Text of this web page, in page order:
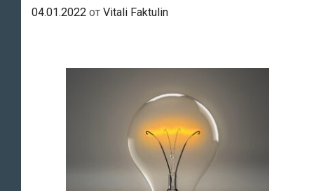
04.01.2022 от Vitali Faktulin